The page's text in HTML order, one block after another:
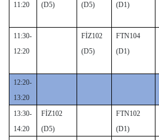
11:20
(D5)
(D5)
(D1)
11:30-
12:20
FİZ102
(D5)
FTN104
(D1)
12:20-
13:20
13:30-
14:20
FİZ102
(D5)
FTN102
(D1)